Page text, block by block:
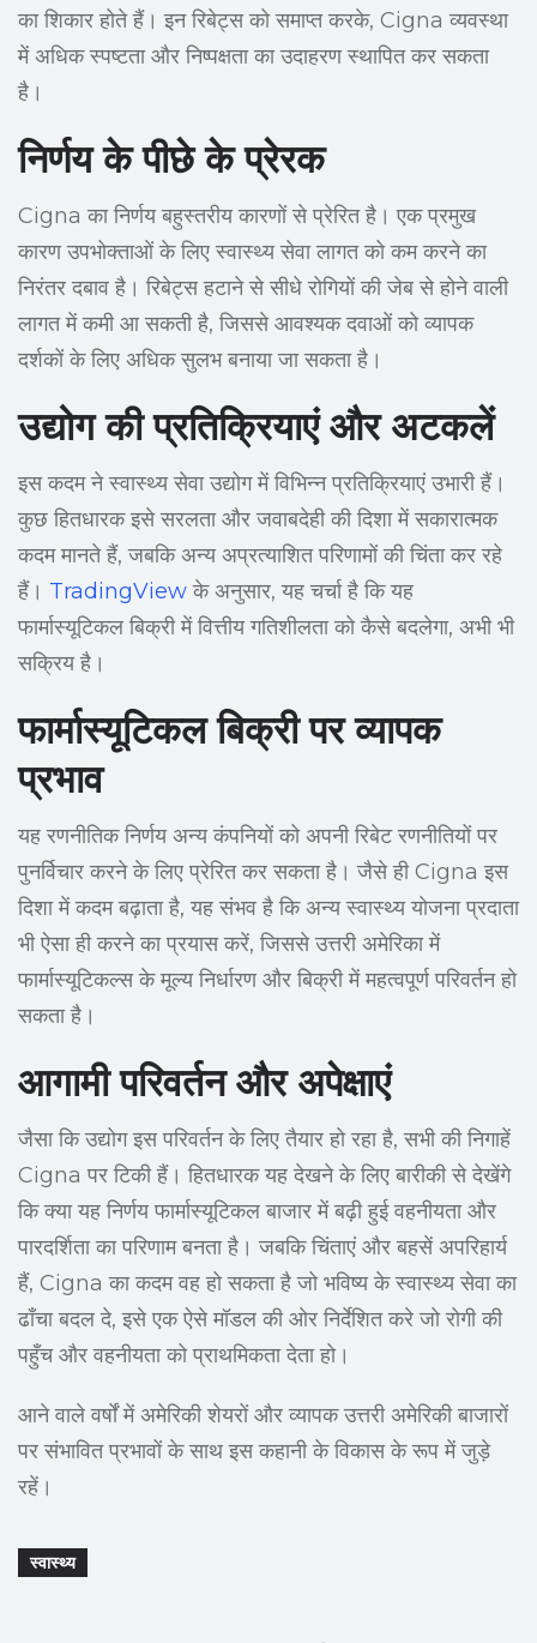
का शिकार होते हैं। इन रिबेट्स को समाप्त करके, Cigna व्यवस्था
में अधिक स्पष्टता और निष्पक्षता का उदाहरण स्थापित कर सकता
है।
निर्णय के पीछे के प्रेरक
Cigna का निर्णय बहुस्तरीय कारणों से प्रेरित है। एक प्रमुख
कारण उपभोक्ताओं के लिए स्वास्थ्य सेवा लागत को कम करने का
निरंतर दबाव है। रिबेट्स हटाने से सीधे रोगियों की जेब से होने वाली
लागत में कमी आ सकती है, जिससे आवश्यक दवाओं को व्यापक
दर्शकों के लिए अधिक सुलभ बनाया जा सकता है।
उद्योग की प्रतिक्रियाएं और अटकलें
इस कदम ने स्वास्थ्य सेवा उद्योग में विभिन्न प्रतिक्रियाएं उभारी हैं।
कुछ हितधारक इसे सरलता और जवाबदेही की दिशा में सकारात्मक
कदम मानते हैं, जबकि अन्य अप्रत्याशित परिणामों की चिंता कर रहे
हैं। TradingViewके अनुसार, यह चर्चा है कि यह
फार्मास्यूटिकल बिक्री में वित्तीय गतिशीलता को कैसे बदलेगा, अभी भी
सक्रिय है।
फार्मास्यूटिकल बिक्री पर व्यापक
प्रभाव
यह रणनीतिक निर्णय अन्य कंपनियों को अपनी रिबेट रणनीतियों पर
पुनर्विचार करने के लिए प्रेरित कर सकता है। जैसे ही Cigna इस
दिशा में कदम बढ़ाता है, यह संभव है कि अन्य स्वास्थ्य योजना प्रदाता
भी ऐसा ही करने का प्रयास करें, जिससे उत्तरी अमेरिका में
फार्मास्यूटिकल्स के मूल्य निर्धारण और बिक्री में महत्वपूर्ण परिवर्तन हो
सकता है।
आगामी परिवर्तन और अपेक्षाएं
जैसा कि उद्योग इस परिवर्तन के लिए तैयार हो रहा है, सभी की निगाहें
Cigna पर टिकी हैं। हितधारक यह देखने के लिए बारीकी से देखेंगे
कि क्या यह निर्णय फार्मास्यूटिकल बाजार में बढ़ी हुई वहनीयता और
पारदर्शिता का परिणाम बनता है। जबकि चिंताएं और बहसें अपरिहार्य
हैं, Cigna का कदम वह हो सकता है जो भविष्य के स्वास्थ्य सेवा का
ढाँचा बदल दे, इसे एक ऐसे मॉडल की ओर निर्देशित करे जो रोगी की
पहुँच और वहनीयता को प्राथमिकता देता हो।
आने वाले वर्षों में अमेरिकी शेयरों और व्यापक उत्तरी अमेरिकी बाजारों
पर संभावित प्रभावों के साथ इस कहानी के विकास के रूप में जुड़े
रहें।
स्वास्थ्य